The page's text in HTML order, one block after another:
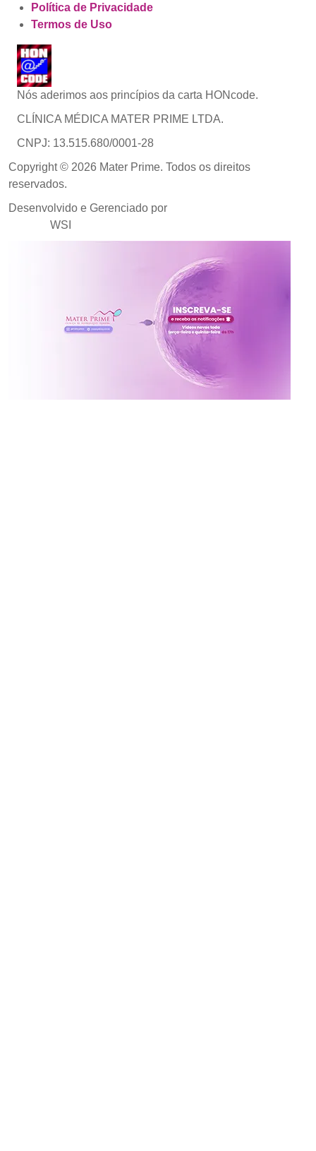
Política de Privacidade
Termos de Uso
Nós aderimos aos princípios da carta HONcode.
CLÍNICA MÉDICA MATER PRIME LTDA.
CNPJ: 13.515.680/0001-28
Copyright © 2026 Mater Prime. Todos os direitos
reservados.
Desenvolvido e Gerenciado por
WSI